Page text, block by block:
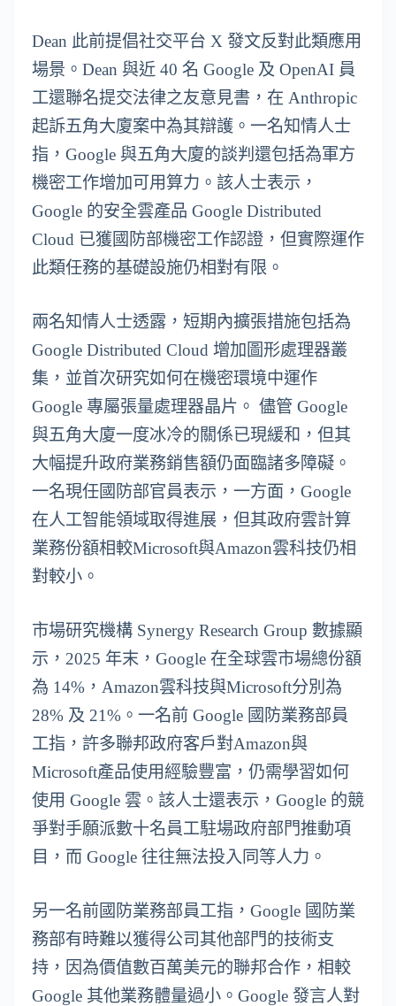
Dean 此前提倡社交平台 X 發文反對此類應用
場景。Dean 與近 40 名 Google 及 OpenAI 員
工還聯名提交法律之友意見書，在 Anthropic
起訴五角大廈案中為其辯護。一名知情人士
指，Google 與五角大廈的談判還包括為軍方
機密工作增加可用算力。該人士表示，
Google 的安全雲產品 Google Distributed
Cloud 已獲國防部機密工作認證，但實際運作
此類任務的基礎設施仍相對有限。
兩名知情人士透露，短期內擴張措施包括為
Google Distributed Cloud 增加圖形處理器叢
集，並首次研究如何在機密環境中運作
Google 專屬張量處理器晶片。 儘管 Google
與五角大廈一度冰冷的關係已現緩和，但其
大幅提升政府業務銷售額仍面臨諸多障礙。
一名現任國防部官員表示，一方面，Google
在人工智能領域取得進展，但其政府雲計算
業務份額相較Microsoft與Amazon雲科技仍相
對較小。
市場研究機構 Synergy Research Group 數據顯
示，2025 年末，Google 在全球雲市場總份額
為 14%，Amazon雲科技與Microsoft分別為
28% 及 21%。一名前 Google 國防業務部員
工指，許多聯邦政府客戶對Amazon與
Microsoft產品使用經驗豐富，仍需學習如何
使用 Google 雲。該人士還表示，Google 的競
爭對手願派數十名員工駐場政府部門推動項
目，而 Google 往往無法投入同等人力。
另一名前國防業務部員工指，Google 國防業
務部有時難以獲得公司其他部門的技術支
持，因為價值數百萬美元的聯邦合作，相較
Google 其他業務體量過小。Google 發言人對